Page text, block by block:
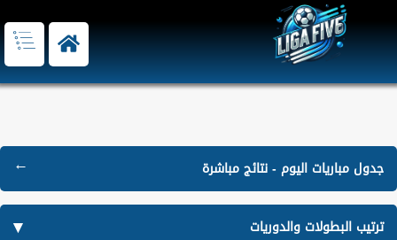
جدول مباريات اليوم - نتائج مباشرة
ترتيب البطولات والدوريات